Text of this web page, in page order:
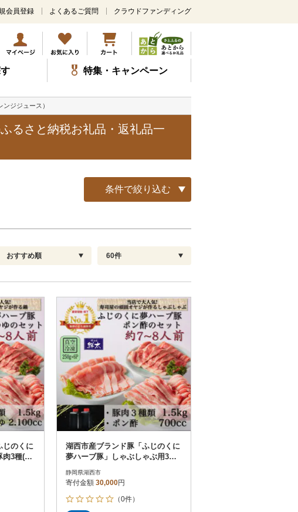
メ
ン
コ
ン
テ
ツ
ス
キ
会員登録 よくあるご質問 クラウドファンディング
特集・キャンペーン
ジジュース）
るさと納税お礼品・返礼品一
条件で絞り込む
解除
解除
配送指定 解除
お届け日時指定可
お届け時間帯指定可
発送される月指定可
その他 解除
さとふる限定のお礼品
定期便
さとふるアプリdeワンストップ申請
対象
（
おすすめ順
新着順
レビュー件数順
レビュー評価順
寄付金額が高い順
寄付金額が低い順
60件
60
90
じのくに
3種(1.5
セット
湖西市産ブランド豚「ふじのくに
夢ハーブ豚」しゃぶしゃぶ用3種
類(1.5kg)と手作りポン酢のセット
静岡県湖西市
寄付金額 30,000円
（0件）